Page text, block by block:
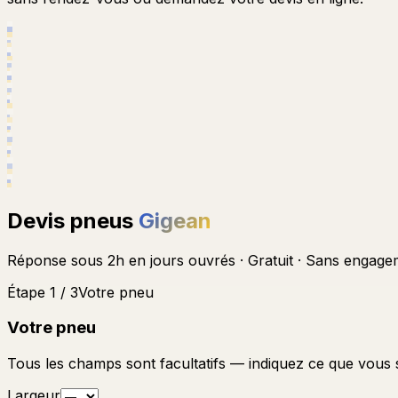
Devis pneus Gigean
Réponse sous 2h en jours ouvrés · Gratuit · Sans
Étape 1 / 3Votre pneu
Votre pneu
Tous les champs sont facultatifs — indiquez ce que vous